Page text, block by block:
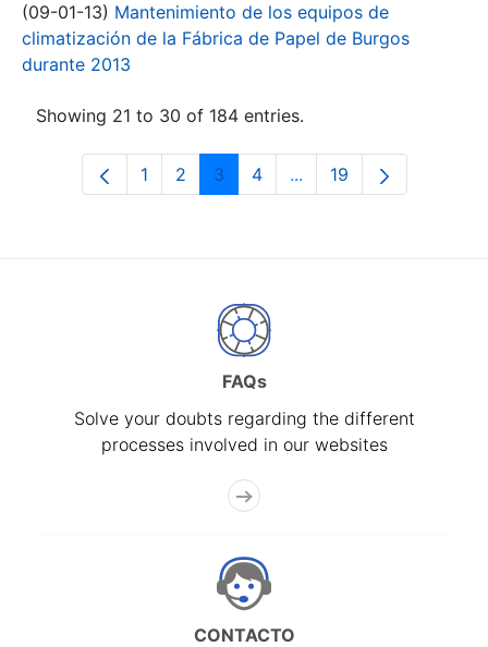
(09-01-13) Mantenimiento de los equipos de
climatización de la Fábrica de Papel de Burgos
durante 2013
Showing 21 to 30 of 184 entries.
Page
1 Page
2 Page
3 Page
4 ...Intermediate Pages
Page
19
FAQs
Solve your doubts regarding the different
processes involved in our websites
CONTACTO